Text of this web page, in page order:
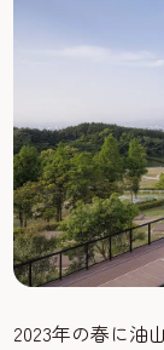
2023年の春に油